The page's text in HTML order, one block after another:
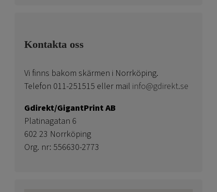
Kontakta oss
Vi finns bakom skärmen i Norrköping.
Telefon 011-251515 eller mail info@gdirekt.se
Gdirekt/GigantPrint AB
Platinagatan 6
602 23 Norrköping
Org. nr: 556630-2773